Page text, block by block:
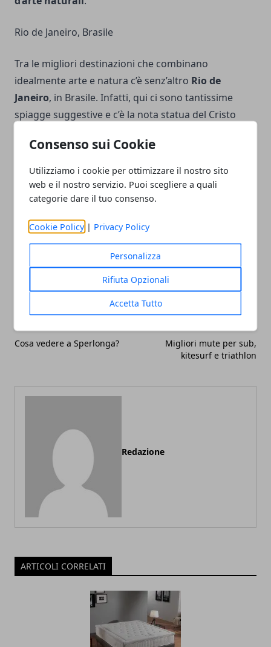
Consenso sui Cookie
Utilizziamo i cookie per ottimizzare il nostro sito
web e il nostro servizio. Puoi scegliere a quali
categorie dare il tuo consenso.
Cookie Policy | Privacy Policy
Personalizza
Rifiuta Opzionali
Accetta Tutto
Rio de Janeiro, Brasile
Tra le migliori destinazioni che combinano
idealmente arte e natura c’è senz’altro Rio de
Janeiro, in Brasile. Infatti, qui ci sono tantissime
spiagge suggestive e c’è la nota statua del Cristo
L’oceano e la giunglacompletano la lista
paesaggistica, e offrono numerosi spunti per delle
vivaci esplorazioni.
Whatsapp
Articolo Precedente
Cosa vedere a Sperlonga?
Articolo Successivo
Migliori mute per sub,
kitesurf e triathlon
Redazione
ARTICOLI CORRELATI